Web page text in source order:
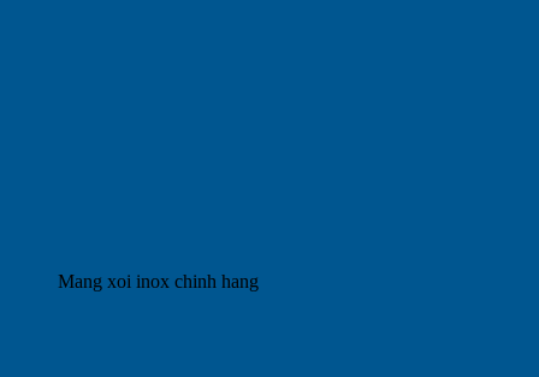
Mang xoi inox chinh hang